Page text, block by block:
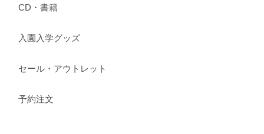
CD・書籍
入園入学グッズ
セール・アウトレット
予約注文